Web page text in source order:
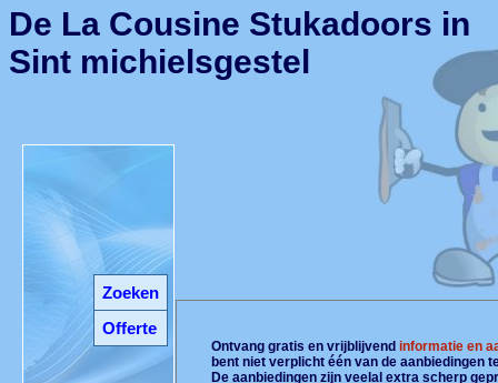
Zoeken
Offerte
De La Cousine Stukadoors in
Sint michielsgestel
Ontvang gratis en vrijblijvendinformatie en
bent niet verplicht één van de aanbiedingen
De aanbiedingen zijn veelal extra scherp